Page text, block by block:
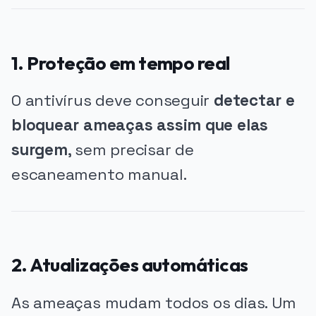
1. Proteção em tempo real
O antivírus deve conseguir detectar e
bloquear ameaças assim que elas
surgem, sem precisar de
escaneamento manual.
2. Atualizações automáticas
As ameaças mudam todos os dias. Um